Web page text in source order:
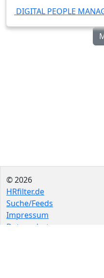
DIGITAL PEOPLE
© 2026
HRfilter.de
Suche/Feeds
Impressum
Datenschutz